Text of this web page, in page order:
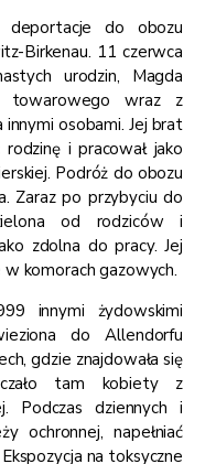
do obozu
Birkenau. 11 czerwca
urodzin, Magda
towarowego wraz z
osobami. Jej brat
i pracował jako
Podróż do obozu
Zaraz po przybyciu do
od rodziców i
zdolna do pracy. Jej
komorach gazowych.
innymi żydowskimi
do Allendorfu
gdzie znajdowała się
tam kobiety z
Podczas dziennych i
ochronnej, napełniać
na toksyczne